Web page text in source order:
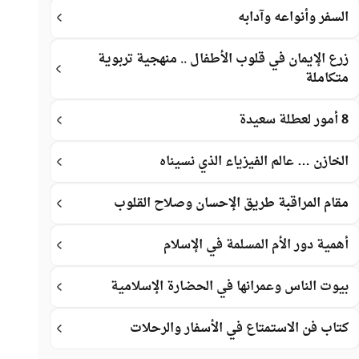
السفر وأنواعه وآدابه
زرع الإيمان في قلوب الأطفال .. منهجية تربوية
متكاملة
8 أمور لعطلة سعيدة
الخازن … عالم الفيزياء الذي نسيناه
مقام المراقبة طريق الإحسان وصلاح القلوب
أهمية دور الأم المسلمة في الإسلام
بيوت الناس وعمرانها في الحضارة الإسلامية
كتاب فن الاستمتاع في الأسفار والرحلات